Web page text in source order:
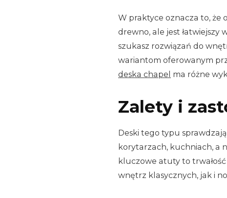
W praktyce oznacza to,
drewno, ale jest łatwiejszy
szukasz rozwiązań do
wariantom oferowanym
deska chapel ma różne
Zalety i
Deski tego typu
korytarzach, kuchniach, a
kluczowe atuty to
wnętrz klasycznych, jak i